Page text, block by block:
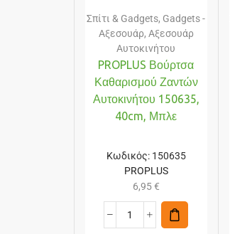
Σπίτι & Gadgets, Gadgets -
Αξεσουάρ, Αξεσουάρ
Αυτοκινήτου
PROPLUS Βούρτσα
Καθαρισμού Ζαντών
Αυτοκινήτου 150635,
40cm, Μπλε
Κωδικός: 150635
PROPLUS
6,95€